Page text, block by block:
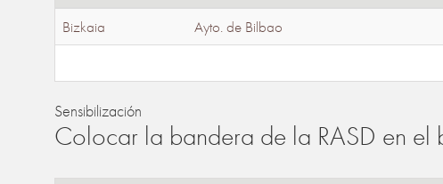
Bizkaia Ayto. de Bilbao
Sensibilización
Colocar la bandera de la RASD en